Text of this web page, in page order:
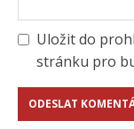
Uložit do
stránku pro